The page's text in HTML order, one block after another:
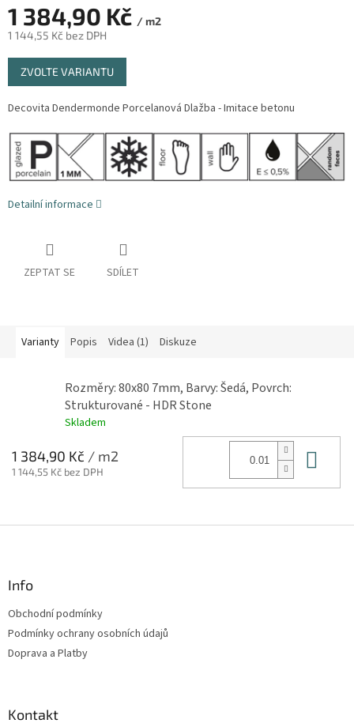
1 384,90 Kč / m2
1 144,55 Kč bez DPH
Měrná
cena:
ZVOLTE VARIANTU
Decovita Dendermonde Porcelanová Dlažba - Imitace betonu
Detailní informace
ZEPTAT SE SDÍLET
Varianty Popis Videa (1) Diskuze
Rozměry: 80x80 7mm, Barvy: Šedá, Povrch:
Strukturované - HDR Stone
Skladem
1 384,90 Kč / m2
1 144,55 Kč bez DPH
Info
Obchodní podmínky
Podmínky ochrany osobních údajů
Doprava a Platby
Kontakt